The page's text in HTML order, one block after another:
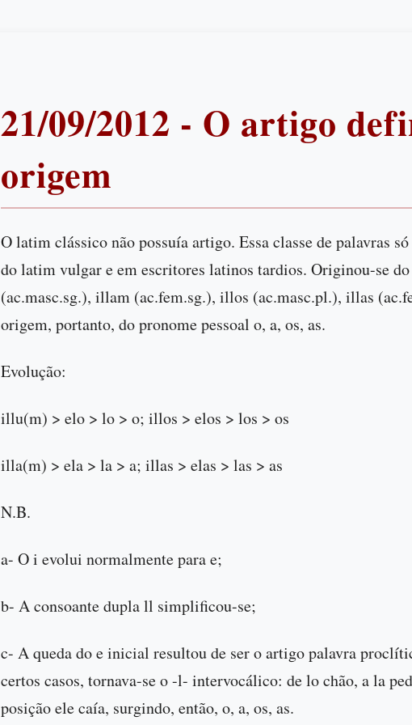
21/09/2012 - O artigo
origem
O latim clássico não possuía artigo. Essa classe de palavras
do latim vulgar e em escritores latinos tardios. Originou-se
(ac.masc.sg.), illam (ac.fem.sg.), illos (ac.masc.pl.), illas
origem, portanto, do pronome pessoal o, a, os, as.
Evolução:
illu(m) > elo > lo > o; illos > elos > los > os
illa(m) > ela > la > a; illas > elas > las > as
N.B.
a- O i evolui normalmente para e;
b- A consoante dupla ll simplificou-se;
c- A queda do e inicial resultou de ser o artigo palavra
certos casos, tornava-se o -l- intervocálico: de lo chão, a la
posição ele caía, surgindo, então, o, a, os, as.